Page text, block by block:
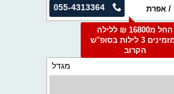
055-4313364 / אפרת
החל מ16800 ₪ ללילה
למזמינים 3 לילות בסופ"ש
הקרוב
מגדל